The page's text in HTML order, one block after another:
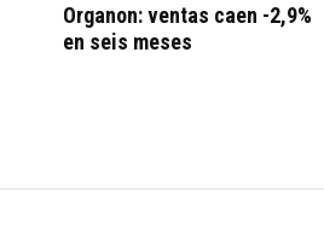
Organon: ventas caen -2,9%
en seis meses